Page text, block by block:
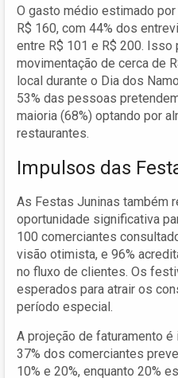
O gasto médio estimado
R$ 160, com 44% dos
entre R$ 101 e R$ 200. Isso
movimentação de cerca de
local durante o Dia dos
53% das pessoas
maioria (68%) optando por
restaurantes.
Impulsos das
As Festas Juninas também
oportunidade significativa
100 comerciantes
visão otimista, e 96%
no fluxo de clientes. Os
esperados para atrair os
período especial.
A projeção de faturamento é
37% dos comerciantes
10% e 20%, enquanto 20%